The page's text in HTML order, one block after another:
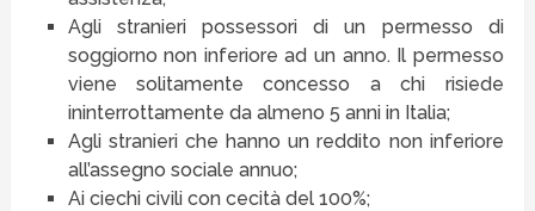
Agli stranieri possessori di un permesso di
soggiorno non inferiore ad un anno. Il permesso
viene solitamente concesso a chi risiede
ininterrottamente da almeno 5 anni in Italia;
Agli stranieri che hanno un reddito non inferiore
all’assegno sociale annuo;
Ai ciechi civili con cecità del 100%;